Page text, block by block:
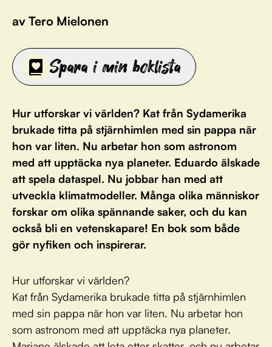
av Tero Mielonen
Spara i min boklista
Hur utforskar vi världen? Kat från Sydamerika
brukade titta på stjärnhimlen med sin pappa när
hon var liten. Nu arbetar hon som astronom
med att upptäcka nya planeter. Eduardo älskade
att spela dataspel. Nu jobbar han med att
utveckla klimatmodeller. Många olika människor
forskar om olika spännande saker, och du kan
också bli en vetenskapare! En bok som både
gör nyfiken och inspirerar.
Hur utforskar vi världen?
Kat från Sydamerika brukade titta på stjärnhimlen
med sin pappa när hon var liten. Nu arbetar hon
som astronom med att upptäcka nya planeter.